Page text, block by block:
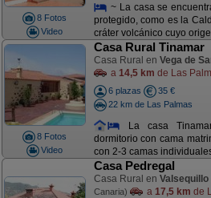
8 Fotos
Video
~ La casa se
protegido, como es la
cráter volcánico cuyo
8 Fotos
Video
Casa Rural Tinamar
Casa Rural en Vega de
a 14,5 km de Las
6 plazas
35 €
22 km de Las Palmas
La casa
dormitorio con cama
con 2-3 camas
Casa Pedregal
Casa Rural en Valsequillo
Canaria)
a 17,5 km de